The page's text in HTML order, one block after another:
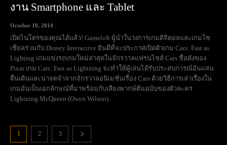
งาน Smartphone และ Tablet
October 10, 2014
เปิดไนโตรของคุณได้แล้ว! Gameloft ผู้นำในวงการเกมดิจิตอลและเกมโซ
เชียลร่วมกับ Disney Interactive ยินดีที่จะประกาศเปิดตัวเกม Cars: Fast as
Lighting เกมแข่งรถเกมใหม่ล่าสุดในจักรวาลแฟรนไชส์ Cars ชื่อดังของ
Pixar เกม Cars: Fast as Lightning จะทำให้ผู้เล่นได้รับประสบการณ์อันแสน
ตื่นเต้นและน่าจดจำจากจักรวาลอนิเมชั่นเรื่อง Cars ด้วยวิธีการเล่าเรื่องใน
เกมอันเป็นเอกลักษณ์ที่มาพร้อมกับเสียงพากษ์ต้นฉบับของตัวละคร
Lightning McQueen (Owen Wilson)
1 2 3